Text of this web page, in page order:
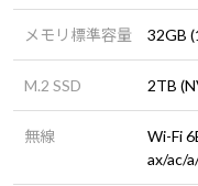
メモリ標準容量 32GB
M.2 SSD 2TB
無線
Wi-Fi
ax/ac/